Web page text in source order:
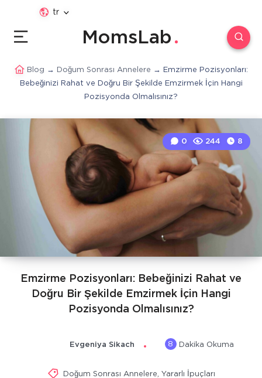
tr
MomsLab
Blog → Doğum Sonrası Annelere → Emzirme Pozisyonları:
Bebeğinizi Rahat ve Doğru Bir Şekilde Emzirmek İçin Hangi
Pozisyonda Olmalısınız?
Emzirme Pozisyonları: Bebeğinizi Rahat ve
Doğru Bir Şekilde Emzirmek İçin Hangi
Pozisyonda Olmalısınız?
0 244 8
Evgeniya Sikach 8 Dakika Okuma
Doğum Sonrası Annelere Yararlı İpuçları